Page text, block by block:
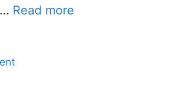
… Read more